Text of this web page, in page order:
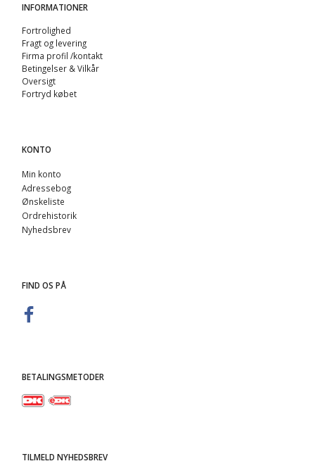
INFORMATIONER
Fortrolighed
Fragt og levering
Firma profil /kontakt
Betingelser & Vilkår
Oversigt
Fortryd købet
KONTO
Min konto
Adressebog
Ønskeliste
Ordrehistorik
Nyhedsbrev
FIND OS PÅ
BETALINGSMETODER
TILMELD NYHEDSBREV